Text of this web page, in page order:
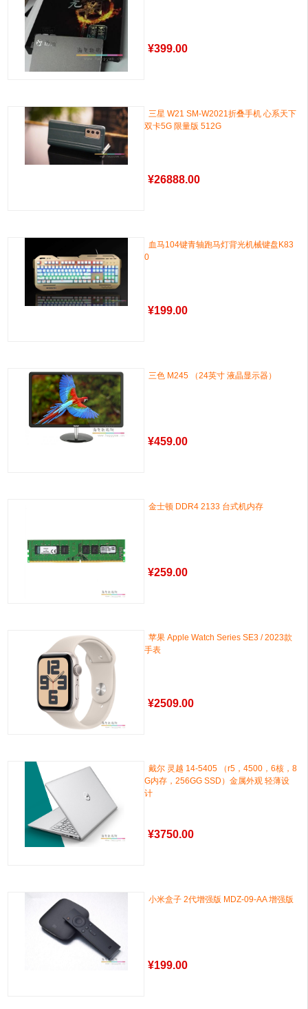
¥399.00
三星 W21 SM-W2021折叠手机 心系天下
双卡5G 限量版 512G
¥26888.00
血马104键青轴跑马灯背光机械键盘K83
0
¥199.00
三色 M245 （24英寸 液晶显示器）
¥459.00
金士顿 DDR4 2133 台式机内存
¥259.00
苹果 Apple Watch Series SE3 / 2023款
手表
¥2509.00
戴尔 灵越 14-5405 （r5，4500，6核，8
G内存，256GG SSD）金属外观 轻薄设
计
¥3750.00
小米盒子 2代增强版 MDZ-09-AA 增强版
¥199.00